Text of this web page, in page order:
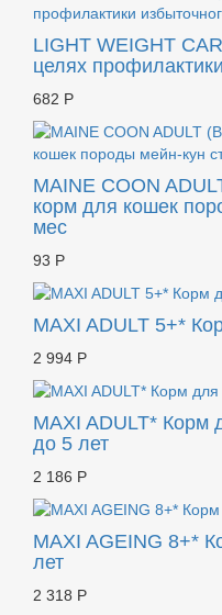
LIGHT WEIGHT
целях
682 Р
MAINE COON
корм для кошек
мес
93 Р
MAXI ADULT 5+*
2 994 Р
MAXI ADULT* Корм
до 5 лет
2 186 Р
MAXI AGEING 8+*
лет
2 318 Р